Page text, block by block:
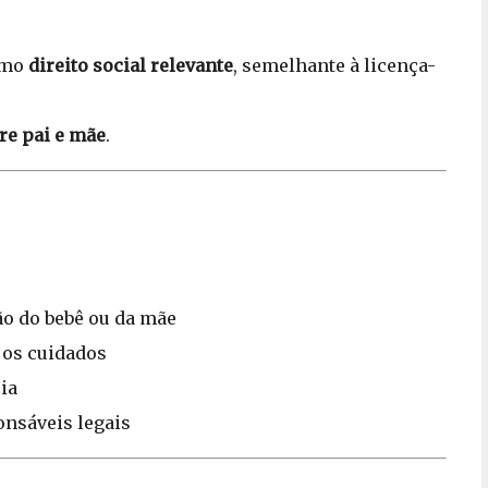
direito social relevante, semelhante à licença-
pai e mãe.
do bebê ou da mãe
cuidados
legais